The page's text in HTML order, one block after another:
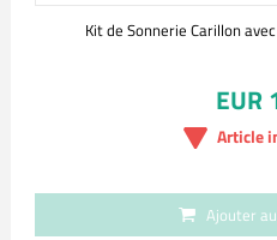
Kit de Sonnerie Carillon
EUR
Article
Ajouter